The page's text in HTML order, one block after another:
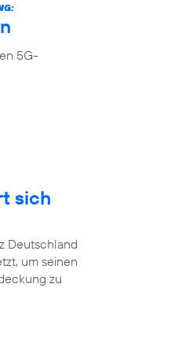
5G-
sich
Deutschland
um seinen
zu